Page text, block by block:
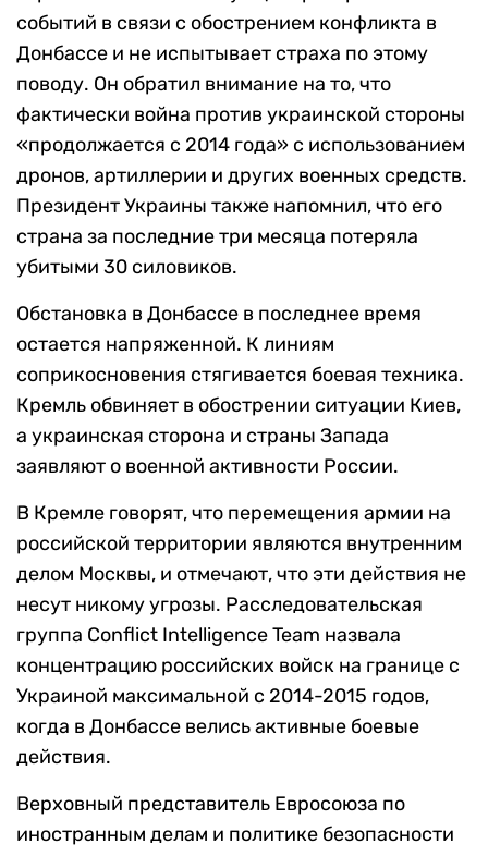
событий в связи с обострением конфликта в
Донбассе и не испытывает страха по этому
поводу. Он обратил внимание на то, что
фактически война против украинской стороны
«продолжается с 2014 года» с использованием
дронов, артиллерии и других военных средств.
Президент Украины также напомнил, что его
страна за последние три месяца потеряла
убитыми 30 силовиков.
Обстановка в Донбассе в последнее время
остается напряженной. К линиям
соприкосновения стягивается боевая техника.
Кремль обвиняет в обострении ситуации Киев,
а украинская сторона и страны Запада
заявляют о военной активности России.
В Кремле говорят, что перемещения армии на
российской территории являются внутренним
делом Москвы, и отмечают, что эти действия не
несут никому угрозы. Расследовательская
группа Conflict Intelligence Team назвала
концентрацию российских войск на границе с
Украиной максимальной с 2014-2015 годов,
когда в Донбассе велись активные боевые
действия.
Верховный представитель Евросоюза по
иностранным делам и политике безопасности